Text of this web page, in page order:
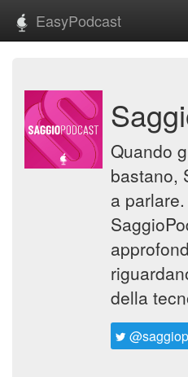
EasyPodcast
Quando
bastano,
a
della